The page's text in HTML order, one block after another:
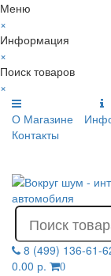
Меню
×
Информация
×
Поиск товаров
×
О Магазине
Контакты
8 (499) 136-61-
0.00 р.
0